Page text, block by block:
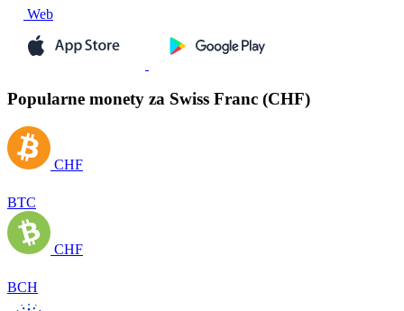
Web
Popularne monety za Swiss Franc (CHF)
CHF
BTC
CHF
BCH